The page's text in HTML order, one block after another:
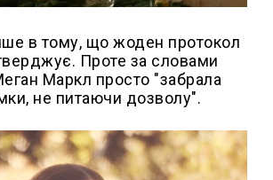
в тому, що жоден протокол
Проте за словами
Маркл просто "забрала
не питаючи дозволу".